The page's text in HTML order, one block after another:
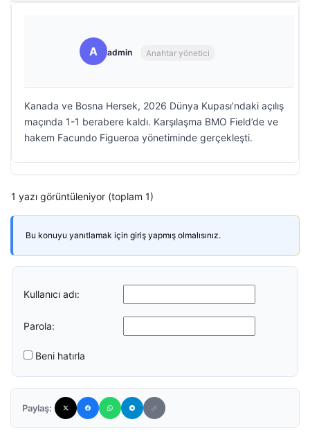
A admin Anahtar yönetici
Kanada ve Bosna Hersek, 2026 Dünya Kupası’ndaki açılış
maçında 1-1 berabere kaldı. Karşılaşma BMO Field’de ve
hakem Facundo Figueroa yönetiminde gerçekleşti.
1 yazı görüntüleniyor (toplam 1)
Bu konuyu yanıtlamak için giriş yapmış olmalısınız.
Kullanıcı adı:
Parola:
Beni hatırla
Paylaş: